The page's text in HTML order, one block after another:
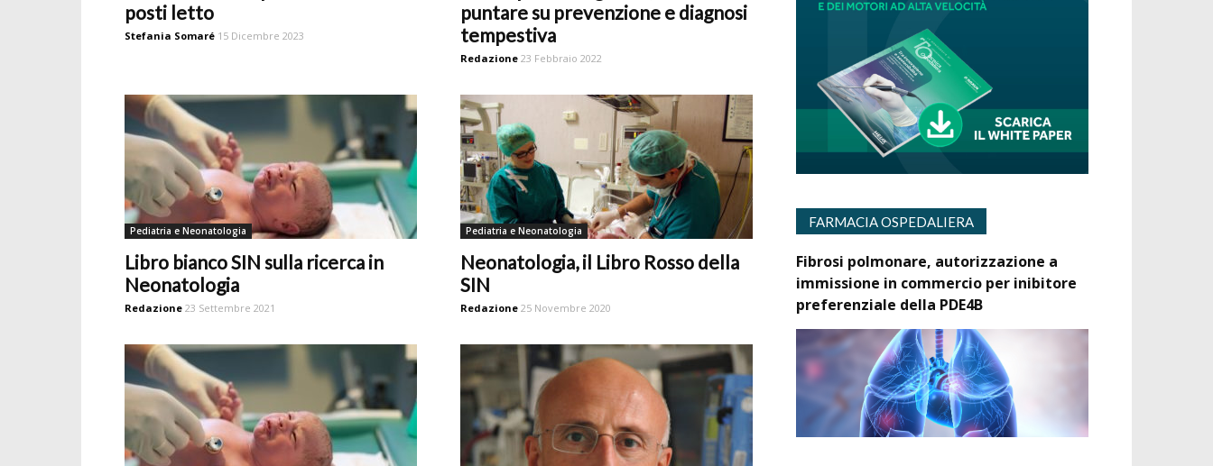
posti letto
Stefania Somaré 15 Dicembre 2023
puntare su prevenzione e diagnosi
tempestiva
Redazione 23 Febbraio 2022
Pediatria e Neonatologia
Libro bianco SIN sulla ricerca in
Neonatologia
Redazione 23 Settembre 2021
Pediatria e Neonatologia
Neonatologia, il Libro Rosso della
SIN
Redazione 25 Novembre 2020
FARMACIA OSPEDALIERA
Fibrosi polmonare, autorizzazione a
immissione in commercio per inibitore
preferenziale della PDE4B